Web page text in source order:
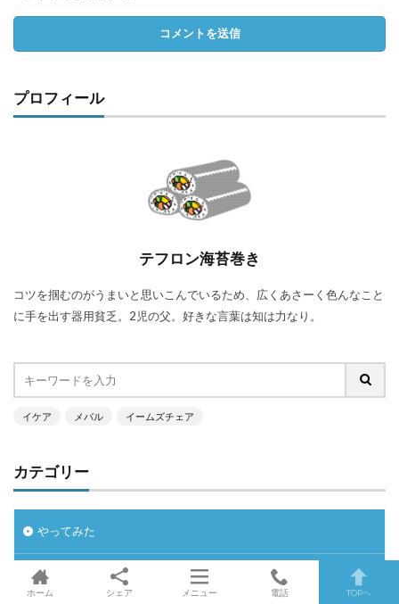
プロフィール
テフロン海苔巻き
コツを掴むのがうまいと思いこんでいるため、広くあさーく色んなこと
に手を出す器用貧乏。2児の父。好きな言葉は知は力なり。
イケア メバル イームズチェア
カテゴリー
やってみた
インテリア
ホーム シェア メニュー 電話 TOPへ